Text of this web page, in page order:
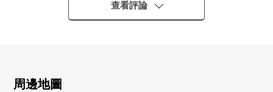
0陽光通風關於朝南、邊間良好
0便於超市以及便利店，公園等的生活的設施在近鄰充實
・地板·Cross張替
查看評論
周邊地圖